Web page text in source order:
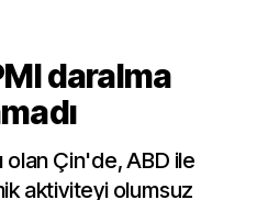
daralma
olan Çin'de, ABD ile
aktiviteyi olumsuz